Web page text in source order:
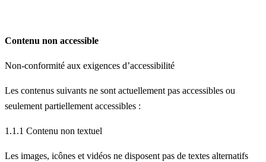
Contenu non accessible
Non-conformité aux exigences d’accessibilité
Les contenus suivants ne sont actuellement pas accessibles ou
seulement partiellement accessibles :
1.1.1 Contenu non textuel
Les images, icônes et vidéos ne disposent pas de textes alternatifs